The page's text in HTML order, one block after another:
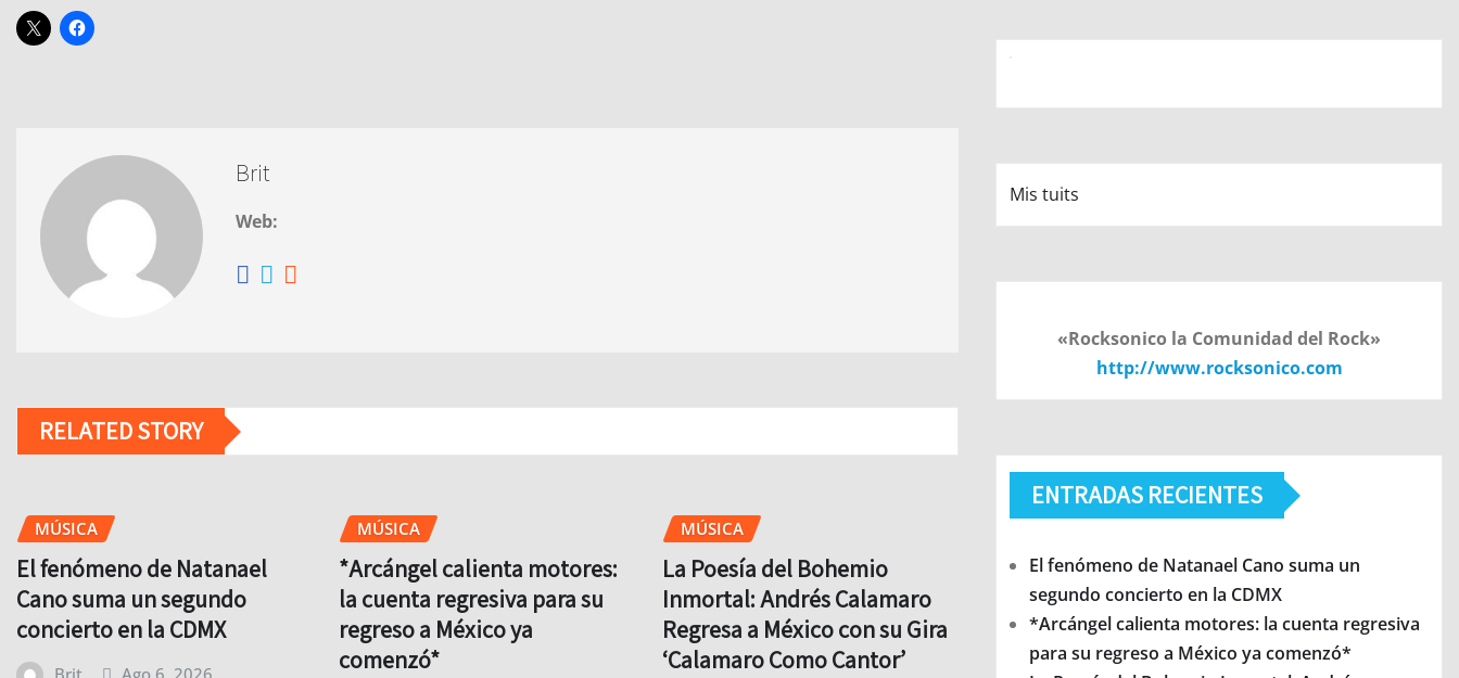
Brit
Web:
RELATED STORY
MÚSICA
El fenómeno de Natanael
Cano suma un segundo
concierto en la CDMX
MÚSICA
*Arcángel calienta motores:
la cuenta regresiva para su
regreso a México ya
comenzó*
MÚSICA
La Poesía del Bohemio
Inmortal: Andrés Calamaro
Regresa a México con su Gira
‘Calamaro Como Cantor’
Mis tuits
«Rocksonico la Comunidad del Rock»
http://www.rocksonico.com
ENTRADAS RECIENTES
El fenómeno de Natanael Cano suma un
segundo concierto en la CDMX
*Arcángel calienta motores: la cuenta regresiva
para su regreso a México ya comenzó*